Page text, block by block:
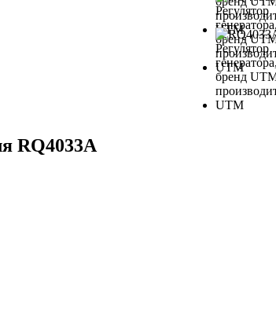
RQ4033A